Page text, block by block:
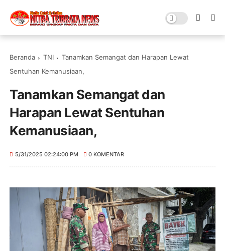
Beranda TNI
Tanamkan Semangat dan Harapan Lewat
Sentuhan Kemanusiaan,
Tanamkan Semangat dan
Harapan Lewat Sentuhan
Kemanusiaan,
5/31/2025 02:24:00 PM 0 KOMENTAR